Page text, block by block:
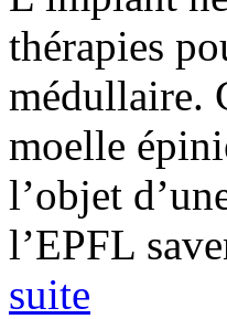
thérapies
médullaire.
moelle
l’objet
l’EPFL
suite